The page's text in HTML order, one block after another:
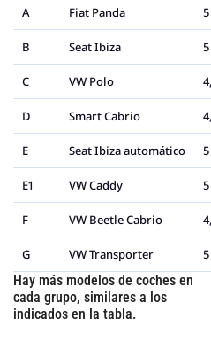
A Fiat Panda
B Seat Ibiza
C VW Polo
D Smart Cabrio
E Seat Ibiza automático
E1 VW Caddy
F VW Beetle Cabrio
G VW Transporter
Hay más modelos de coches en
cada grupo, similares a los
indicados en la tabla.
5
5
5
5
5